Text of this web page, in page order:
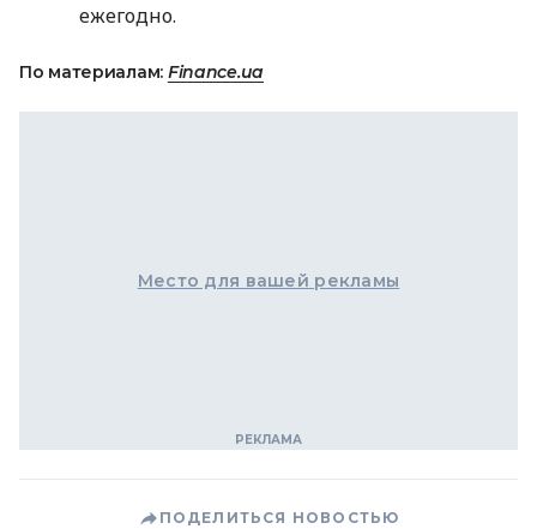
ежегодно.
По материалам: Finance.ua
Место для вашей рекламы
ПОДЕЛИТЬСЯ НОВОСТЬЮ